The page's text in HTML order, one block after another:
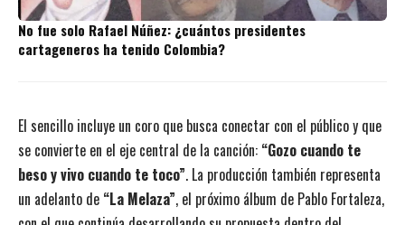
No fue solo Rafael Núñez: ¿cuántos presidentes
cartageneros ha tenido Colombia?
El sencillo incluye un coro que busca conectar con el público y que
se convierte en el eje central de la canción: “Gozo cuando te
beso y vivo cuando te toco”. La producción también representa
un adelanto de “La Melaza”, el próximo álbum de Pablo Fortaleza,